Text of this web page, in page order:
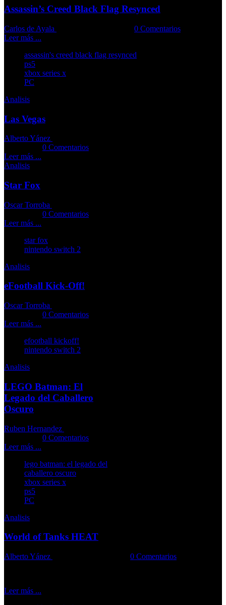
Assassin’s Creed Black Flag Resynced
Carlos de Ayala
0 Comentarios
Leer más ...
assassin's creed black flag resynced
ps5
xbox series x
PC
Analisis
Las Vegas
Alberto Yánez
0 Comentarios
Leer más ...
Analisis
Star Fox
Oscar Torroba
0 Comentarios
Leer más ...
star fox
nintendo switch 2
Analisis
eFootball Kick-Off!
Oscar Torroba
0 Comentarios
Leer más ...
efootball kickoff!
nintendo switch 2
Analisis
LEGO Batman: El
Legado del Caballero
Oscuro
Ruben Hernandez
0 Comentarios
Leer más ...
lego batman: el legado del
caballero oscuro
xbox series x
ps5
PC
Analisis
World of Tanks HEAT
Alberto Yánez
0 Comentarios
Leer más ...